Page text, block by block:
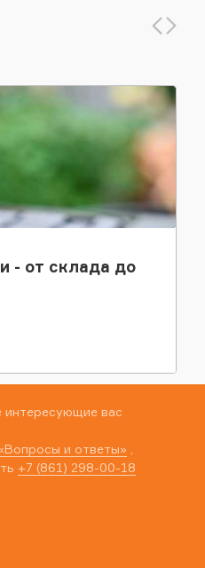
- от склада до
интересующие вас
и ответы»
+7 (861) 298-00-18